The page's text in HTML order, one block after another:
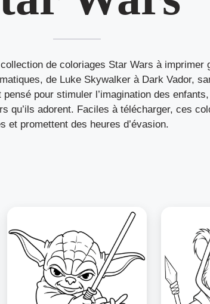
de coloriages Star Wars à imprimer
de Luke Skywalker à Dark Vador,
pour stimuler l’imagination des
qu’ils adorent. Faciles à télécharger, ces
et promettent des heures d’évasion.